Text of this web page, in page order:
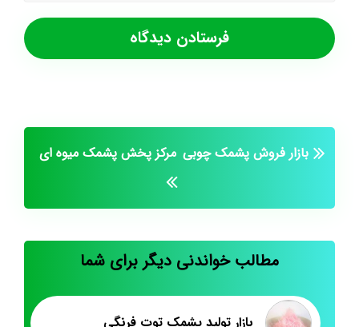
بازار فروش پشمک چوبی مرکز پخش پشمک میوه ای
مطالب خواندنی دیگر برای شما
بازار تولید پشمک توت فرنگی